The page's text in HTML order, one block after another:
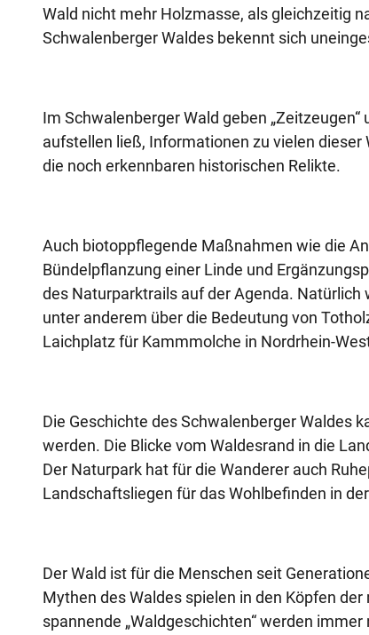
Wald nicht mehr Holzmasse, als gleichzeitig
Schwalenberger Waldes bekennt sich
Im Schwalenberger Wald geben
aufstellen ließ, Informationen zu vielen
die noch erkennbaren historischen Relikte.
Auch biotoppflegende Maßnahmen wie die
Bündelpflanzung einer Linde und
des Naturparktrails auf der Agenda.
unter anderem über die Bedeutung von
Laichplatz für Kammmolche in Nordrhein-
Die Geschichte des Schwalenberger Waldes
werden. Die Blicke vom Waldesrand in die
Der Naturpark hat für die Wanderer auch
Landschaftsliegen für das Wohlbefinden in
Der Wald ist für die Menschen seit
Mythen des Waldes spielen in den Köpfen
spannende „Waldgeschichten“ werden